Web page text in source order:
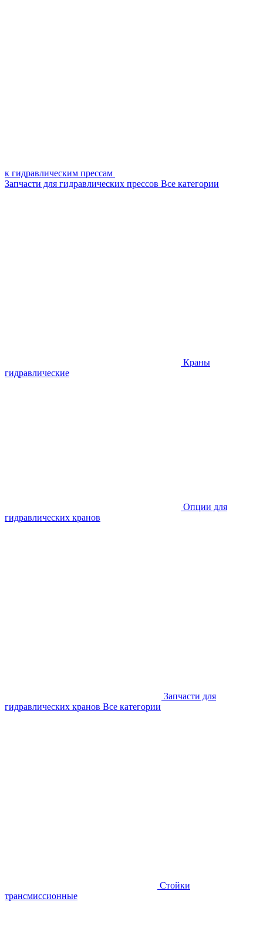
к гидравлическим прессам
Запчасти для гидравлических прессов Все категории
Краны
гидравлические
Опции для
гидравлических кранов
Запчасти для
гидравлических кранов Все категории
Стойки
трансмиссионные